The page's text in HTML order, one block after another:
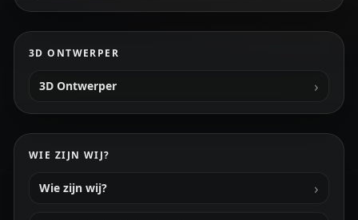
3D ONTWERPER
3D Ontwerper
WIE ZIJN WIJ?
Wie zijn wij?